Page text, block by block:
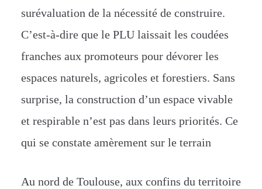
surévaluation de la nécessité de construire.
C’est-à-dire que le PLU laissait les coudées
franches aux promoteurs pour dévorer les
espaces naturels, agricoles et forestiers. Sans
surprise, la construction d’un espace vivable
et respirable n’est pas dans leurs priorités. Ce
qui se constate amèrement sur le terrain
Au nord de Toulouse, aux confins du territoire